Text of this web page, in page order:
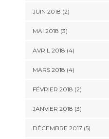
JUIN 2018 (2)
MAI 2018 (3)
AVRIL 2018 (4)
MARS 2018 (4)
FÉVRIER 2018 (2)
JANVIER 2018 (3)
DÉCEMBRE 2017 (5)